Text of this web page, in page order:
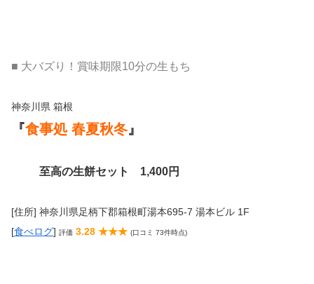
■ 大バズり！賞味期限10分の生もち
神奈川県 箱根
『食事処 春夏秋冬』
至高の生餅セット 1,400円
[住所] 神奈川県足柄下郡箱根町湯本695-7 湯本ビル 1F
[食べログ] 評価 3.28 ★★★ (口コミ 73件時点)